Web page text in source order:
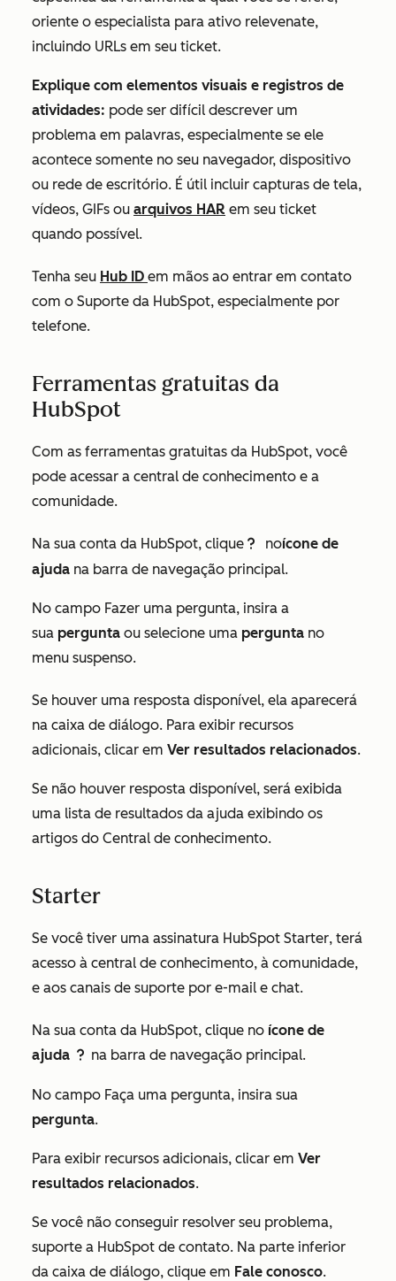
oriente o especialista para ativo relevenate,
incluindo URLs em seu ticket.
Explique com elementos visuais e registros de
atividades: pode ser difícil descrever um
problema em palavras, especialmente se ele
acontece somente no seu navegador, dispositivo
ou rede de escritório. É útil incluir capturas de tela,
vídeos, GIFs ou arquivos HAR em seu ticket
quando possível.
Tenha seu Hub ID em mãos ao entrar em contato
com o Suporte da HubSpot, especialmente por
telefone.
Ferramentas gratuitas da
HubSpot
Com as ferramentas gratuitas da HubSpot, você
pode acessar a central de conhecimento e a
comunidade.
Na sua conta da HubSpot, clique questioncircleIcon help noícone de
ajuda na barra de navegação principal.
No campo Fazer uma pergunta, insira a
sua pergunta ou selecione uma pergunta no
menu suspenso.
Se houver uma resposta disponível, ela aparecerá
na caixa de diálogo. Para exibir recursos
adicionais, clicar em Ver resultados relacionados.
Se não houver resposta disponível, será exibida
uma lista de resultados da ajuda exibindo os
artigos do Central de conhecimento.
Starter
Se você tiver uma assinatura HubSpot Starter, terá
acesso à central de conhecimento, à comunidade,
e aos canais de suporte por e-mail e chat.
Na sua conta da HubSpot, clique no ícone de
ajuda question na barra de navegação principal.
No campo Faça uma pergunta, insira sua
pergunta.
Para exibir recursos adicionais, clicar em Ver
resultados relacionados.
Se você não conseguir resolver seu problema,
suporte a HubSpot de contato. Na parte inferior
da caixa de diálogo, clique em Fale conosco.